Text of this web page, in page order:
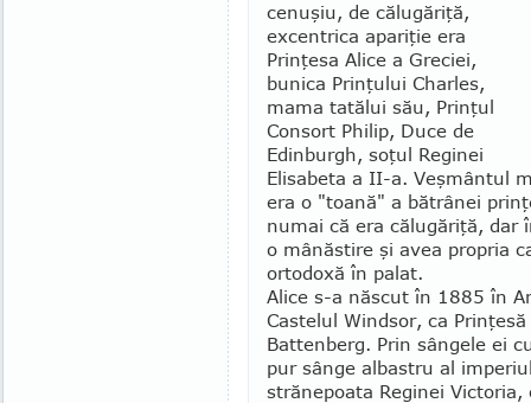
cenuşiu, de călugăriţă,
excentrica apariţie era
Prin­ţesa Alice a Greciei,
bunica Prinţului Charles,
ma­ma tatălui său, Prinţul
Consort Philip, Duce de
Edin­burgh, soţul Reginei
Elisabeta a II-a. Veş­mân­tul
era o "toană" a bătrânei
numai că era călugăriţă, dar
o mânăstire şi avea propria
ortodoxă în palat.
Alice s-a născut în 1885 în
Castelul Windsor, ca Prinţesă
Battenberg. Prin sângele ei
pur sânge albastru al
strănepoata Reginei